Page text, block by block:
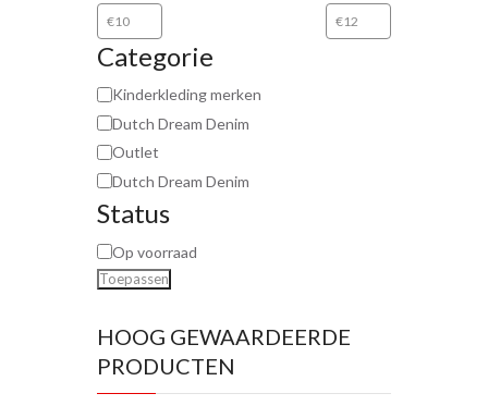
Categorie
Kinderkleding merken
Dutch Dream Denim
Outlet
Dutch Dream Denim
Status
Op voorraad
Toepassen
HOOG GEWAARDEERDE
PRODUCTEN